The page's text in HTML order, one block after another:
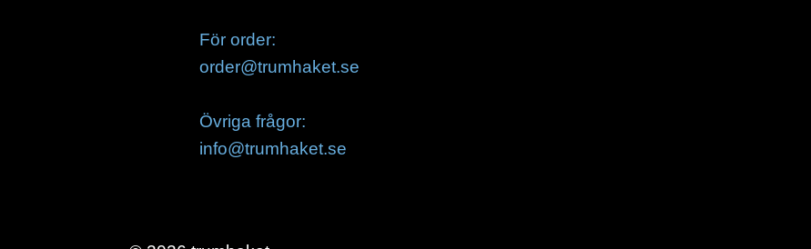
För order:
order@trumhaket.se
Övriga frågor:
info@trumhaket.se